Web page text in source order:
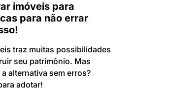
imóveis para
para não errar
traz muitas possibilidades
seu patrimônio. Mas
alternativa sem erros?
adotar!